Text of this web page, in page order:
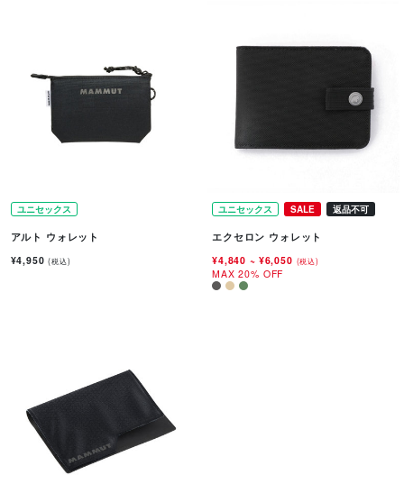
ユニセックス
アルト ウォレット
¥4,950(税込)
ユニセックス SALE 返品不可
エクセロン ウォレット
¥4,840 ~ ¥6,050 (税込)
MAX 20% OFF